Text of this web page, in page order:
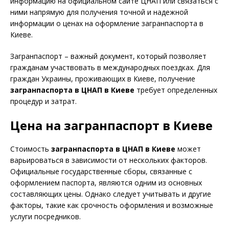
ними напрямую для получения точной и надежной
информации о ценах на оформление загранпаспорта в
Киеве.
Загранпаспорт – важный документ, который позволяет
гражданам участвовать в международных поездках. Для
граждан Украины, проживающих в Киеве, получение
загранпаспорта в ЦНАП в Киеве требует определенных
процедур и затрат.
Цена на загранпаспорт в Киеве
Стоимость загранпаспорта в ЦНАП в Киеве может
варьироваться в зависимости от нескольких факторов.
Официальные государственные сборы, связанные с
оформлением паспорта, являются одним из основных
составляющих цены. Однако следует учитывать и другие
факторы, такие как срочность оформления и возможные
услуги посредников.